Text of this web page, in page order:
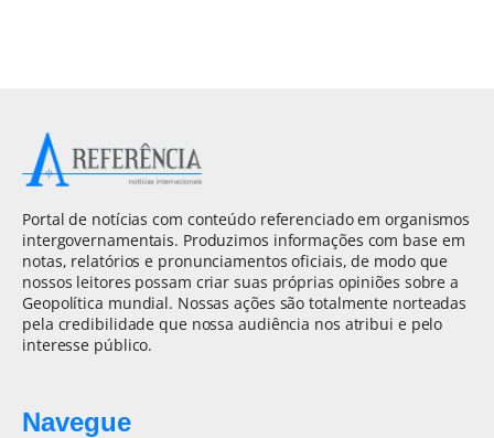
Portal de notícias com conteúdo referenciado em organismos
intergovernamentais. Produzimos informações com base em
notas, relatórios e pronunciamentos oficiais, de modo que
nossos leitores possam criar suas próprias opiniões sobre a
Geopolítica mundial. Nossas ações são totalmente norteadas
pela credibilidade que nossa audiência nos atribui e pelo
interesse público.
Navegue